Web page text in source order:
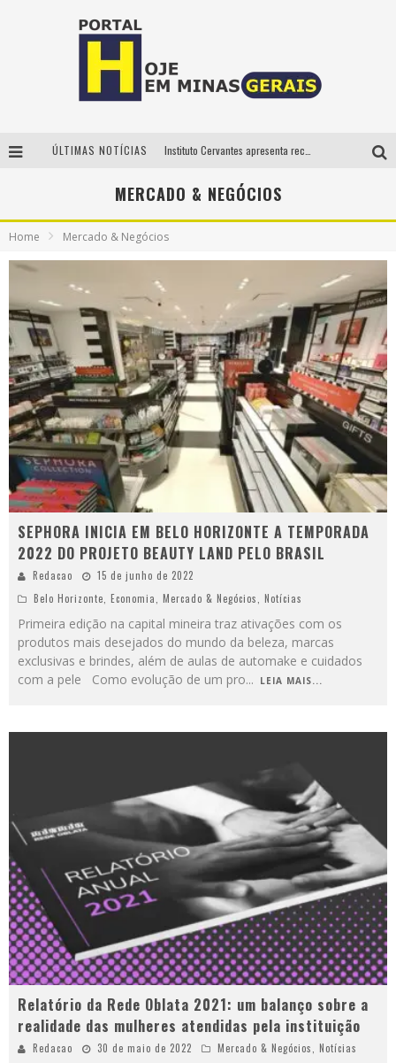
ÚLTIMAS NOTÍCIAS
É neste sábado: Marcelinho de Lima e Trio Virgulino agitam o Forró do Givanildo em Pedro Leopoldo
MERCADO & NEGÓCIOS
Home Mercado & Negócios
SEPHORA INICIA EM BELO HORIZONTE A TEMPORADA
2022 DO PROJETO BEAUTY LAND PELO BRASIL
Redacao
15 de junho de 2022
Belo Horizonte, Economia, Mercado & Negócios, Notícias
Primeira edição na capital mineira traz ativações com os
produtos mais desejados do mundo da beleza, marcas
exclusivas e brindes, além de aulas de automake e cuidados
com a pele Como evolução de um pro... LEIA MAIS...
Relatório da Rede Oblata 2021: um balanço sobre a
realidade das mulheres atendidas pela instituição
Redacao 30 de maio de 2022 Mercado & Negócios Notícias